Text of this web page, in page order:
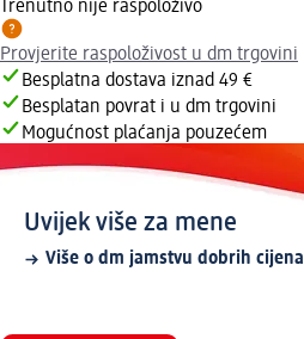
Trenutno nije raspoloživo
Provjerite raspoloživost u dm trgovini
Besplatna dostava iznad 49 €
Besplatan povrat i u dm trgovini
Mogućnost plaćanja pouzećem
Uvijek više za mene
Više o dm jamstvu dobrih cijena